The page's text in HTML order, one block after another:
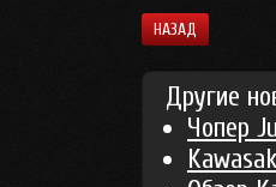
НАЗАД
Другие
Чопер